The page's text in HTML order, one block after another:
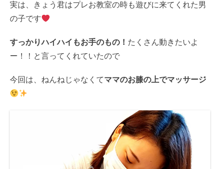
実は、きょう君はプレお教室の時も遊びに来てくれた男
の子です
すっかりハイハイもお手のもの！ たくさん動きたいよ
ー！！と言ってくれていたので
今回は、ねんねじゃなくてママのお膝の上でマッサージ